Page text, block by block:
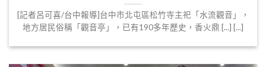
[記者呂可喜/台中報導]台中市北屯區松竹寺主祀「水流觀音」，
地方居民俗稱「觀音亭」，已有190多年歷史，香火鼎 [...] [...]